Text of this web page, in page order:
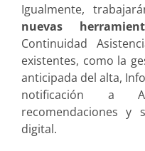
Igualmente,
nuevas
Continuidad
existentes, como la
anticipada del alta,
notificación a
recomendaciones
digital.